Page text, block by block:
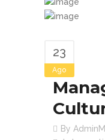
23
Ago
By